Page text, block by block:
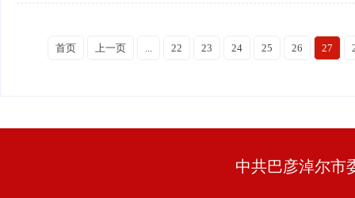
首页 上一页 ... 22 23 24 25 26 27
中共巴彦淖尔市